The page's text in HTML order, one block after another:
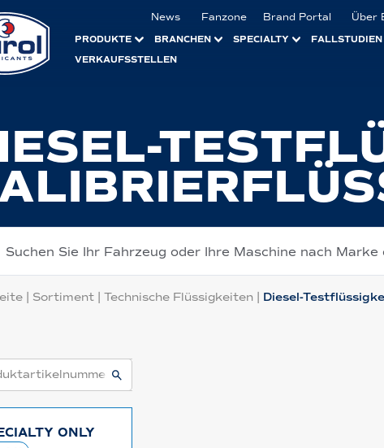
News Fanzone Brand Portal Über
PRODUKTE BRANCHEN SPECIALTY FALLSTUDIEN
VERKAUFSSTELLEN
Suchen Sie Ihr Fahrzeug oder Ihre Maschine nach
Sortiment |Technische Flüssigkeiten
Diesel-
ONLY